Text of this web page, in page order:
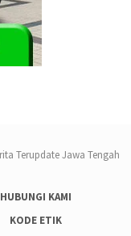
HUBUNGI KAMI
KODE ETIK